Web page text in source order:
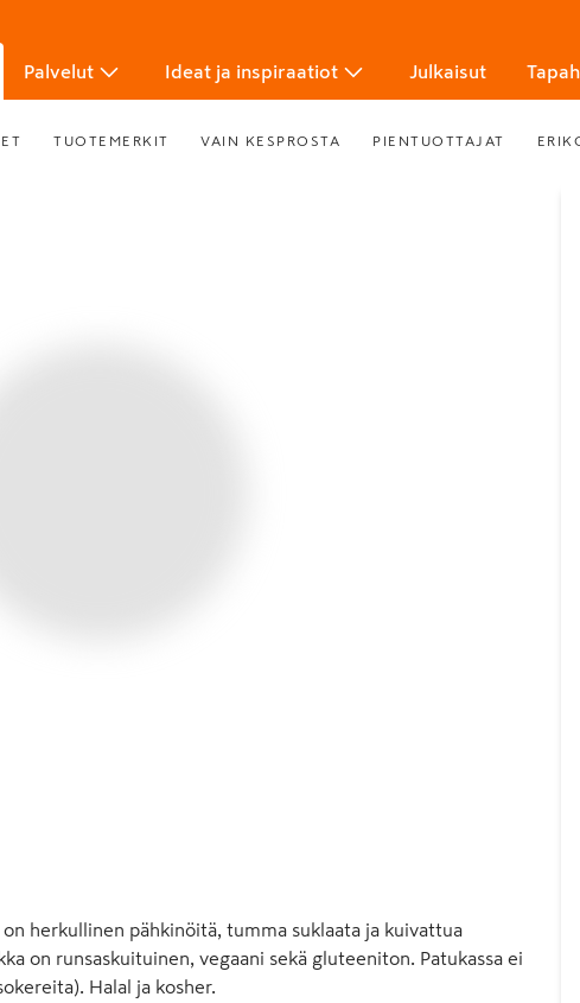
Palvelut Ideat ja inspiraatiot Julkaisut
TUOTEMERKIT VAIN KESPROSTA PIENTUOTTAJAT
herkullinen pähkinöitä, tumma suklaata ja kuivattua
on runsaskuituinen, vegaani sekä gluteeniton. Patukassa ei
Halal ja kosher.